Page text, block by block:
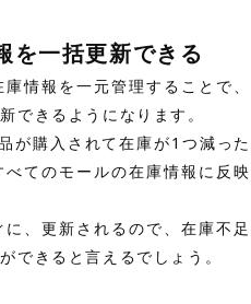
を一括更新できる
情報を一元管理することで、
できるようになります。
が購入されて在庫が1つ減った
てのモールの在庫情報に反映
、更新されるので、在庫不足
できると言えるでしょう。